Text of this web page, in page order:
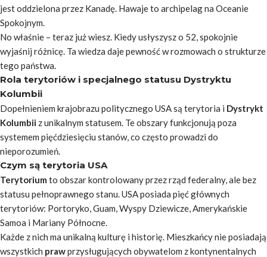
jest oddzielona przez Kanadę. Hawaje to archipelag na Oceanie
Spokojnym.
No właśnie – teraz już wiesz. Kiedy usłyszysz o 52, spokojnie
wyjaśnij różnicę. Ta wiedza daje pewność w rozmowach o strukturze
tego państwa.
Rola terytoriów i specjalnego statusu Dystryktu
Kolumbii
Dopełnieniem krajobrazu politycznego USA są terytoria i Dystrykt
Kolumbii z unikalnym statusem. Te obszary funkcjonują poza
systemem pięćdziesięciu stanów, co często prowadzi do
nieporozumień.
Czym są terytoria USA
Terytorium to obszar kontrolowany przez rząd federalny, ale bez
statusu pełnoprawnego stanu. USA posiada pięć głównych
terytoriów: Portoryko, Guam, Wyspy Dziewicze, Amerykańskie
Samoa i Mariany Północne.
Każde z nich ma unikalną kulturę i historię. Mieszkańcy nie posiadają
wszystkich prawprzysługujących obywatelom z kontynentalnych